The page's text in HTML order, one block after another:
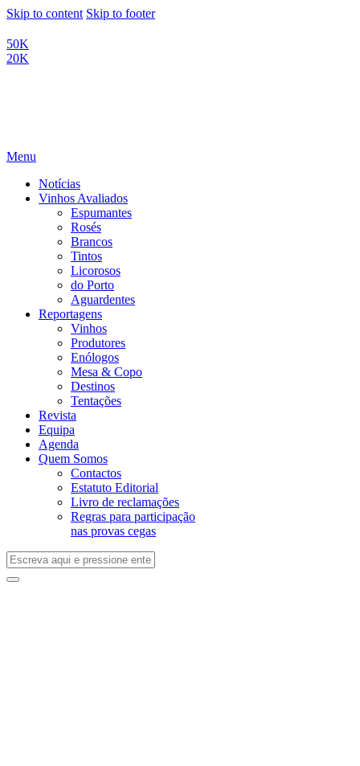
Skip to content Skip to footer
50K
20K
Menu
Notícias
Vinhos Avaliados
Espumantes
Rosés
Brancos
Tintos
Licorosos
do Porto
Aguardentes
Reportagens
Vinhos
Produtores
Enólogos
Mesa & Copo
Destinos
Tentações
Revista
Equipa
Agenda
Quem Somos
Contactos
Estatuto Editorial
Livro de reclamações
Regras para participação
nas provas cegas